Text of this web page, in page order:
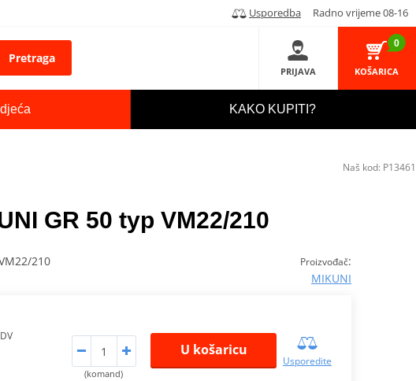
Usporedba Radno vrijeme 08-16
Pretraga
PRIJAVA
0
KOŠARICA
KAKO KUPITI?
GR 50 typ VM22/210
Proizvođač:
MIKUNI
210
(komand)
U košaricu
Usporedite
Naš kod: P13461